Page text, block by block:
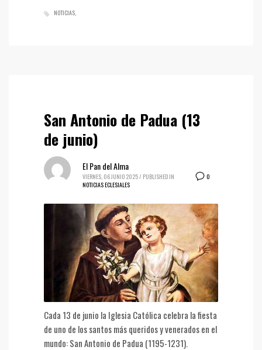
NOTICIAS
San Antonio de Padua (13
de junio)
0
El Pan del Alma
VIERNES, 06 JUNIO 2025/ PUBLISHED IN
NOTICIAS ECLESIALES
Cada 13 de junio la Iglesia Católica celebra la fiesta
de uno de los santos más queridos y venerados en el
mundo: San Antonio de Padua (1195-1231).